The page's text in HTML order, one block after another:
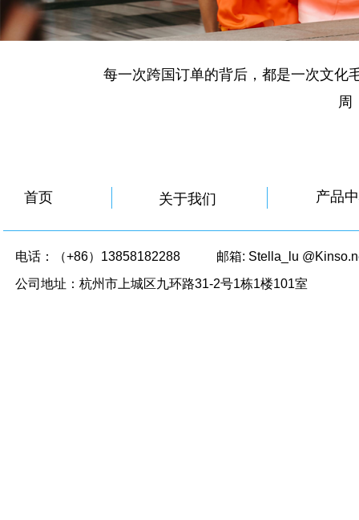
每一次跨国订单的背后，都是一次文
周
首页 关于我们 产品
电话：（+86）13858182288
邮箱: Stella_lu
公司地址：杭州市上城区九环路31-2号1栋1楼101室